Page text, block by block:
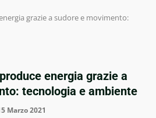
grazie a sudore e movimento:
energia grazie a
tecnologia e ambiente
Marzo 2021